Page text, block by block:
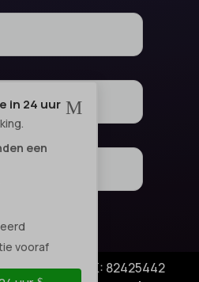
M
in 24 uur
een
vooraf
Experts - KVK: 82425442